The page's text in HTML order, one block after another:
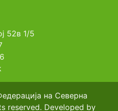
52в 1/5
на Северна
reserved. Developed by